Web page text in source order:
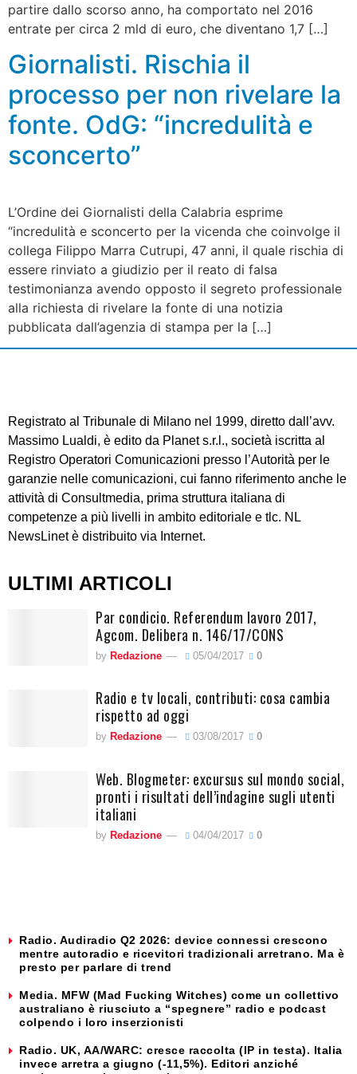
partire dallo scorso anno, ha comportato nel 2016
entrate per circa 2 mld di euro, che diventano 1,7 […]
Giornalisti. Rischia il
processo per non rivelare la
fonte. OdG: “incredulità e
sconcerto”
L’Ordine dei Giornalisti della Calabria esprime
“incredulità e sconcerto per la vicenda che coinvolge il
collega Filippo Marra Cutrupi, 47 anni, il quale rischia di
essere rinviato a giudizio per il reato di falsa
testimonianza avendo opposto il segreto professionale
alla richiesta di rivelare la fonte di una notizia
pubblicata dall’agenzia di stampa per la […]
Registrato al Tribunale di Milano nel 1999, diretto dall’avv.
Massimo Lualdi, è edito da Planet s.r.l., società iscritta al
Registro Operatori Comunicazioni presso l’Autorità per le
garanzie nelle comunicazioni, cui fanno riferimento anche le
attività di Consultmedia, prima struttura italiana di
competenze a più livelli in ambito editoriale e tlc. NL
NewsLinet è distribuito via Internet.
ULTIMI ARTICOLI
Par condicio. Referendum lavoro 2017,
Agcom. Delibera n. 146/17/CONS
by Redazione 05/04/2017 0
Radio e tv locali, contributi: cosa cambia
rispetto ad oggi
by Redazione 03/08/2017 0
Web. Blogmeter: excursus sul mondo social,
pronti i risultati dell’indagine sugli utenti
italiani
by Redazione 04/04/2017 0
Radio. Audiradio Q2 2026: device connessi crescono
mentre autoradio e ricevitori tradizionali arretrano. Ma è
presto per parlare di trend
Media. MFW (Mad Fucking Witches) come un collettivo
australiano è riusciuto a “spegnere” radio e podcast
colpendo i loro inserzionisti
Radio. UK, AA/WARC: cresce raccolta (IP in testa). Italia
invece arretra a giugno (-11,5%). Editori anziché